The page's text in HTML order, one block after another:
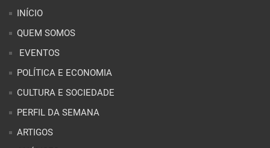
INÍCIO
QUEM SOMOS
EVENTOS
POLÍTICA E ECONOMIA
CULTURA E SOCIEDADE
PERFIL DA SEMANA
ARTIGOS